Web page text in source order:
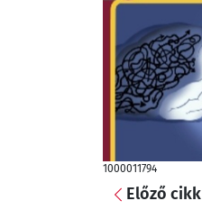
1000011794
Előző cikk